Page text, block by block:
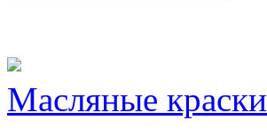
Масляные краски